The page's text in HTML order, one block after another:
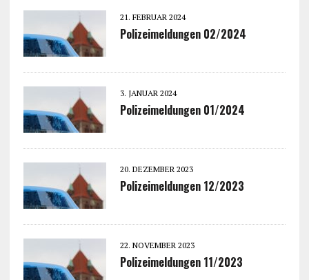
21. FEBRUAR 2024
Polizeimeldungen 02/2024
3. JANUAR 2024
Polizeimeldungen 01/2024
20. DEZEMBER 2023
Polizeimeldungen 12/2023
22. NOVEMBER 2023
Polizeimeldungen 11/2023